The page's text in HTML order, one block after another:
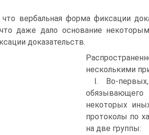
вербальная форма фиксации
что даже дало основание
доказательств.
несколькими
I. Во-
обязываю­щего
некоторых
протоколы по
на две группы: